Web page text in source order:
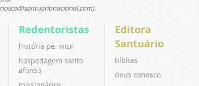
Redentoristas
história pe. vitor
hospedagem santo
afonso
Editora
Santuário
bíblias
deus conosco